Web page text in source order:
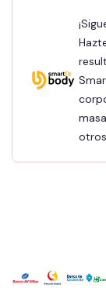
¡Sigue de cerca la evolución de tu cuerpo!